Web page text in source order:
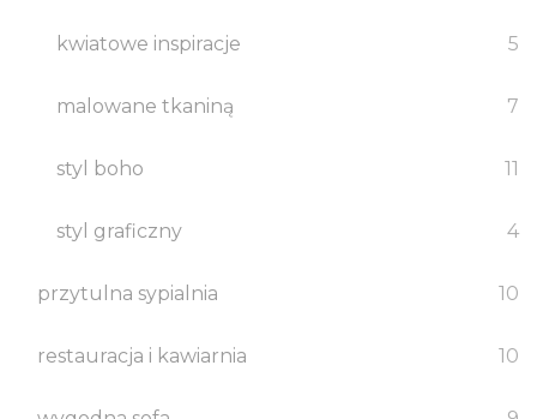
DEKORACJE WNĘTRZ
Luksusowy salon
Elegancka kuchnia
Przytulna sypialnia
Ciepły zakątek
kwiatowe inspiracje 5
malowane tkaniną 7
styl boho 11
styl graficzny 4
przytulna sypialnia 10
restauracja i kawiarnia 10